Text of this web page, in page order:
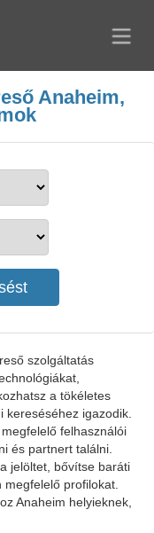
Anaheim,
szolgáltatás
a tökéletes
kereséséhez igazodik.
felhasználói
és partnert találni.
jelöltet, bővítse baráti
profilokat.
Anaheim helyieknek,